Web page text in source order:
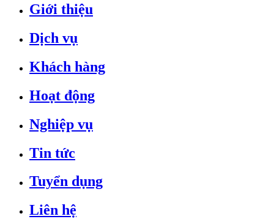
Giới thiệu
Dịch vụ
Khách hàng
Hoạt động
Nghiệp vụ
Tin tức
Tuyển dụng
Liên hệ